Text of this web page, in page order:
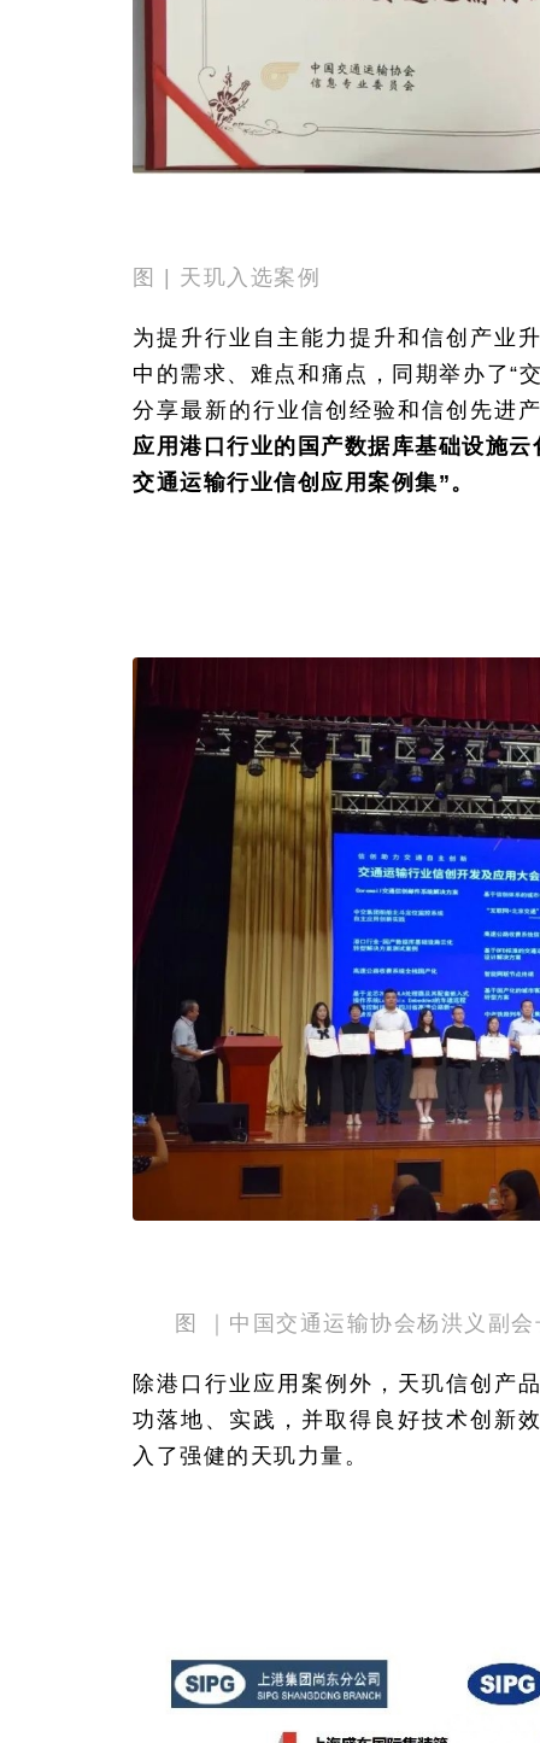
图 | 天玑入选案例
为提升行业自主能力提升和信创产业
中的需求、难点和痛点，同期举办了“
分享最新的行业信创经验和信创先进
应用港口行业的国产数据库基础设施
交通运输行业信创应用案例集”。
图 ｜中国交通运输协会杨洪义副
除港口行业应用案例外，天玑信创产
功落地、实践，并取得良好技术创新
入了强健的天玑力量。